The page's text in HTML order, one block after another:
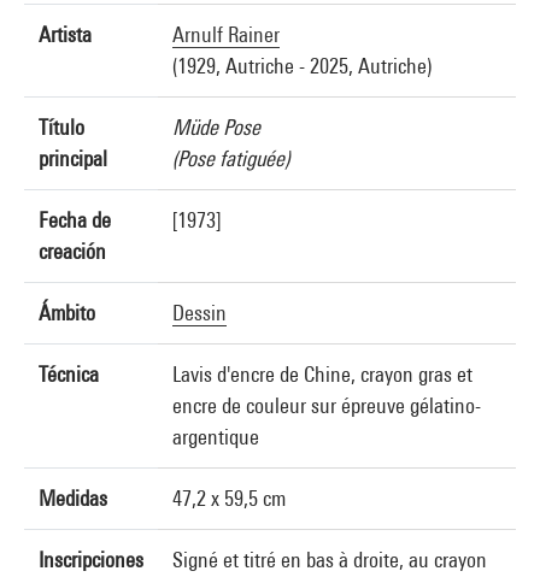
Artista
Arnulf Rainer
(1929, Autriche - 2025, Autriche)
Título
principal
Müde Pose
(Pose fatiguée)
Fecha de
creación
[1973]
Ámbito Dessin
Técnica
Lavis d'encre de Chine, crayon gras et
encre de couleur sur épreuve gélatino-
argentique
Medidas 47,2 x 59,5 cm
Inscripciones
Signé et titré en bas à droite, au crayon